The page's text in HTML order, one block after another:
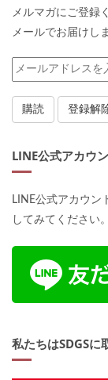
メルマガにご登録
メールでお届けし
LINE公式アカウ
LINE公式アカウン
してみてください。
私たちはSDGSに